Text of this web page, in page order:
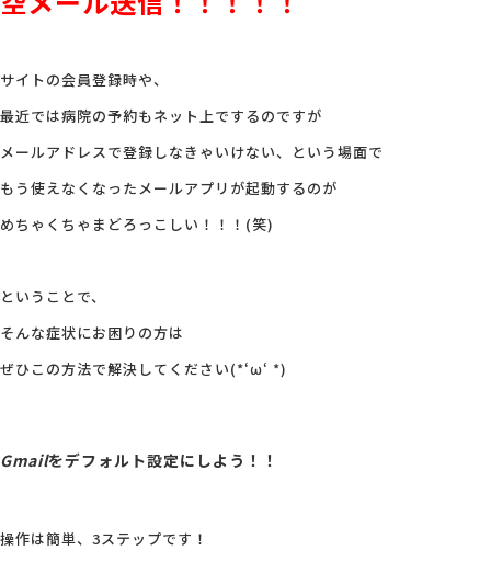
サイトの会員登録時や、
最近では病院の予約もネット上でするのですが
メールアドレスで登録しなきゃいけない、という場面で
もう使えなくなったメールアプリが起動するのが
めちゃくちゃまどろっこしい！！！(笑)
ということで、
そんな症状にお困りの方は
ぜひこの方法で解決してください(*‘ω‘ *)
Gmailをデフォルト設定にしよう！！
操作は簡単、3ステップです！